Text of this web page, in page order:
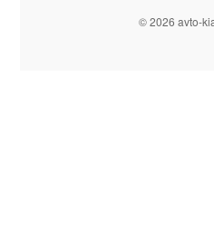
© 2026 avto-